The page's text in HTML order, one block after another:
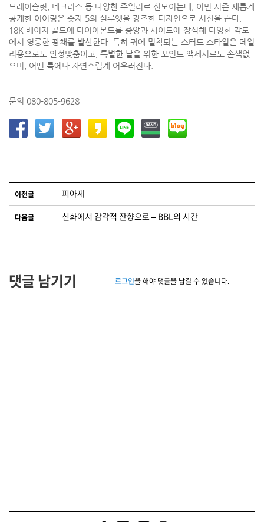
브레이슬릿, 네크리스 등 다양한 주얼리로 선보이는데, 이번 시즌 새롭게
공개한 이어링은 숫자 5의 실루엣을 강조한 디자인으로 시선을 끈다.
18K 베이지 골드에 다이아몬드를 중앙과 사이드에 장식해 다양한 각도
에서 영롱한 광채를 발산한다. 특히 귀에 밀착되는 스터드 스타일은 데일
리용으로도 안성맞춤이고, 특별한 날을 위한 포인트 액세서로도 손색없
으며, 어떤 룩에나 자연스럽게 어우러진다.
문의 080-805-9628
글 네비게이션
이전글 피아제
다음글 신화에서 감각적 잔향으로 – BBL의 시간
댓글 남기기 로그인을 해야 댓글을 남길 수 있습니다.